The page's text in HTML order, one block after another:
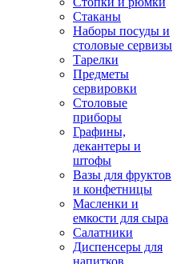
Стаканы
Наборы посуды и
столовые сервизы
Тарелки
Предметы
сервировки
Столовые
приборы
Графины,
декантеры и
штофы
Вазы для фруктов
и конфетницы
Масленки и
емкости для сыра
Салатники
Диспенсеры для
напитков